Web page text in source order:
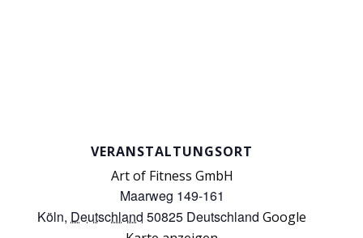
VERANSTALTUNGSORT
Art of Fitness GmbH
Maarweg 149-161
Köln, Deutschland 50825 Deutschland Google